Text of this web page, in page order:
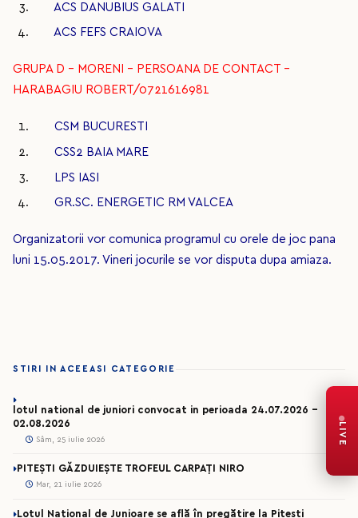
ACS DANUBIUS GALATI
ACS FEFS CRAIOVA
GRUPA D – MORENI – PERSOANA DE CONTACT –
HARABAGIU ROBERT/0721616981
CSM BUCURESTI
CSS2 BAIA MARE
LPS IASI
GR.SC. ENERGETIC RM VALCEA
Organizatorii vor comunica programul cu orele de joc pana
luni 15.05.2017. Vineri jocurile se vor disputa dupa amiaza.
STIRI IN ACEEASI CATEGORIE
lotul national de juniori convocat in perioada 24.07.2026 –
02.08.2026
Sâm, 25 iulie 2026
PITEȘTI GĂZDUIEȘTE TROFEUL CARPAȚI NIRO
Mar, 21 iulie 2026
Lotul Național de Junioare se află în pregătire la Pitesti
LIVE